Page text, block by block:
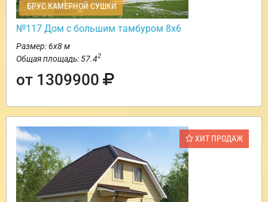
БРУС КАМЕРНОЙ СУШКИ
№117 Дом с большим тамбуром 8х6
Размер: 6х8 м
Общая площадь: 57.42
от 1309900
ХИТ ПРОДАЖ